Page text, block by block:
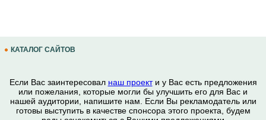
КАТАЛОГ САЙТОВ
Если Вас заинтересовал наш проекти у Вас есть предложения
или пожелания, которые могли бы улучшить его для Вас и
нашей аудитории, напишите нам. Если Вы рекламодатель или
готовы выступить в качестве спонсора этого проекта, будем